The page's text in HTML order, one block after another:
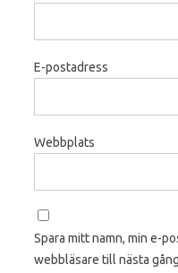
E-postadress
Webbplats
Spara mitt namn, min e-
webbläsare till nästa